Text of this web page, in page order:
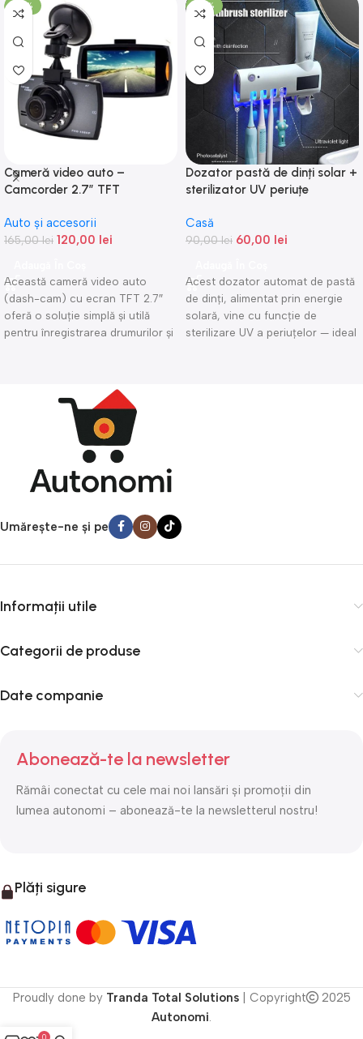
-27%
Cameră video auto –
Camcorder 2.7″ TFT
Auto și accesorii
165,00lei 120,00 lei
Această cameră video auto
(dash-cam) cu ecran TFT 2.7″
oferă o soluție simplă și utilă
pentru înregistrarea drumurilor și
păstrează dovezi video
prețioase. Compactă și ușor de
montat pe parbriz, este ideală
pentru orice șofer — indiferent
dacă mergi zilnic în oraș sau
pleci la drum lung. O investiție
protecția mașinii.
-33%
Dozator pastă de dinți solar +
sterilizator UV periuțe
Casă
90,00lei 60,00 lei
Acest dozator automat de pastă
de dinți, alimentat prin energie
solară, vine cu funcţie de
sterilizare UV a periuţelor — ideal
Umărește-ne și pe
Informații utile
Categorii de produse
Date companie
Abonează-te la newsletter
Rămâi conectat cu cele mai noi lansări și promoții din
lumea autonomi – abonează-te la newsletterul nostru!
Plăți sigure
Proudly done by Tranda Total Solutions| Copyright
2025
Autonomi.
0